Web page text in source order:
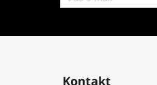
Kontakt